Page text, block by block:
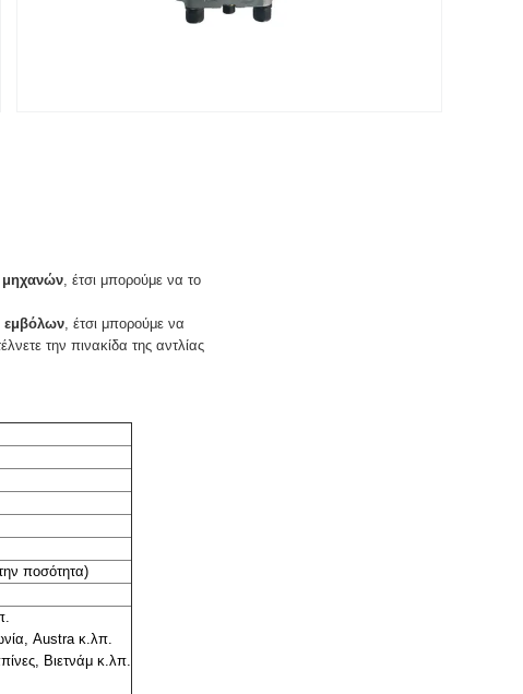
μηχανών , έτσι μπορούμε να το
εμβόλων , έτσι μπορούμε να
την πινακίδα της αντλίας
ποσότητα)
Austra κ.λπ.
Βιετνάμ κ.λπ.